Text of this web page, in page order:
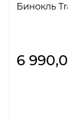
Бинокль
6